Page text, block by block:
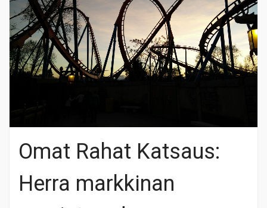
Omat Rahat Katsaus:
Herra markkinan